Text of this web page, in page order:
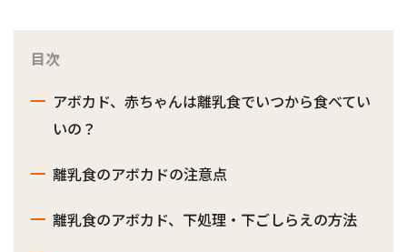
目次
アボカド、赤ちゃんは離乳食でいつから食べてい
いの？
離乳食のアボカドの注意点
離乳食のアボカド、下処理・下ごしらえの方法